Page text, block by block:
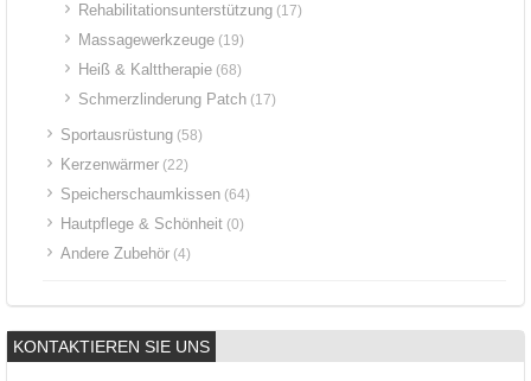
Rehabilitationsunterstützung (17)
Massagewerkzeuge (19)
Heiß & Kalttherapie (68)
Schmerzlinderung Patch (17)
Sportausrüstung (58)
Kerzenwärmer (22)
Speicherschaumkissen (64)
Hautpflege & Schönheit (0)
Andere Zubehör (4)
KONTAKTIEREN SIE UNS